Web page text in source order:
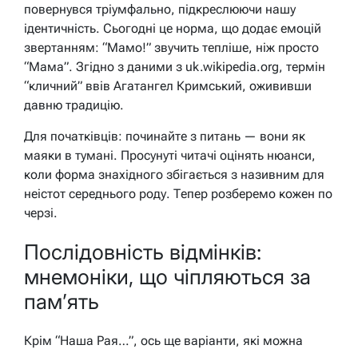
повернувся тріумфально, підкреслюючи нашу
ідентичність. Сьогодні це норма, що додає емоцій
звертанням: “Мамо!” звучить тепліше, ніж просто
“Мама”. Згідно з даними з uk.wikipedia.org, термін
“кличний” ввів Агатангел Кримський, ожививши
давню традицію.
Для початківців: починайте з питань — вони як
маяки в тумані. Просунуті читачі оцінять нюанси,
коли форма знахідного збігається з називним для
неістот середнього роду. Тепер розберемо кожен по
черзі.
Послідовність відмінків:
мнемоніки, що чіпляються за
пам’ять
Крім “Наша Рая…”, ось ще варіанти, які можна